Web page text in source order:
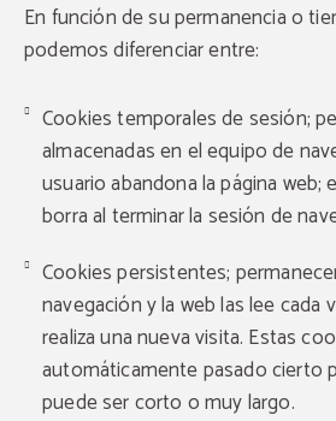
En función de su permanencia o
podemos diferenciar entre:
Cookies temporales de sesión;
almacenadas en el equipo de
usuario abandona la página web;
borra al terminar la sesión de
Cookies persistentes;
navegación y la web las lee cada
realiza una nueva visita. Estas
automáticamente pasado cierto
puede ser corto o muy largo.